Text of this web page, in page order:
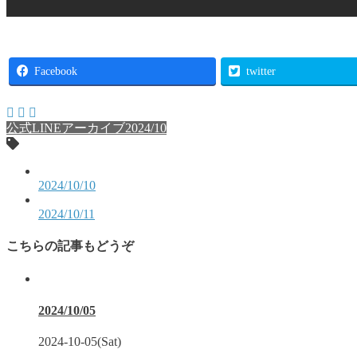
Facebook twitter
公式LINEアーカイブ2024/10
2024/10/10
2024/10/11
こちらの記事もどうぞ
2024/10/05
2024-10-05(Sat)